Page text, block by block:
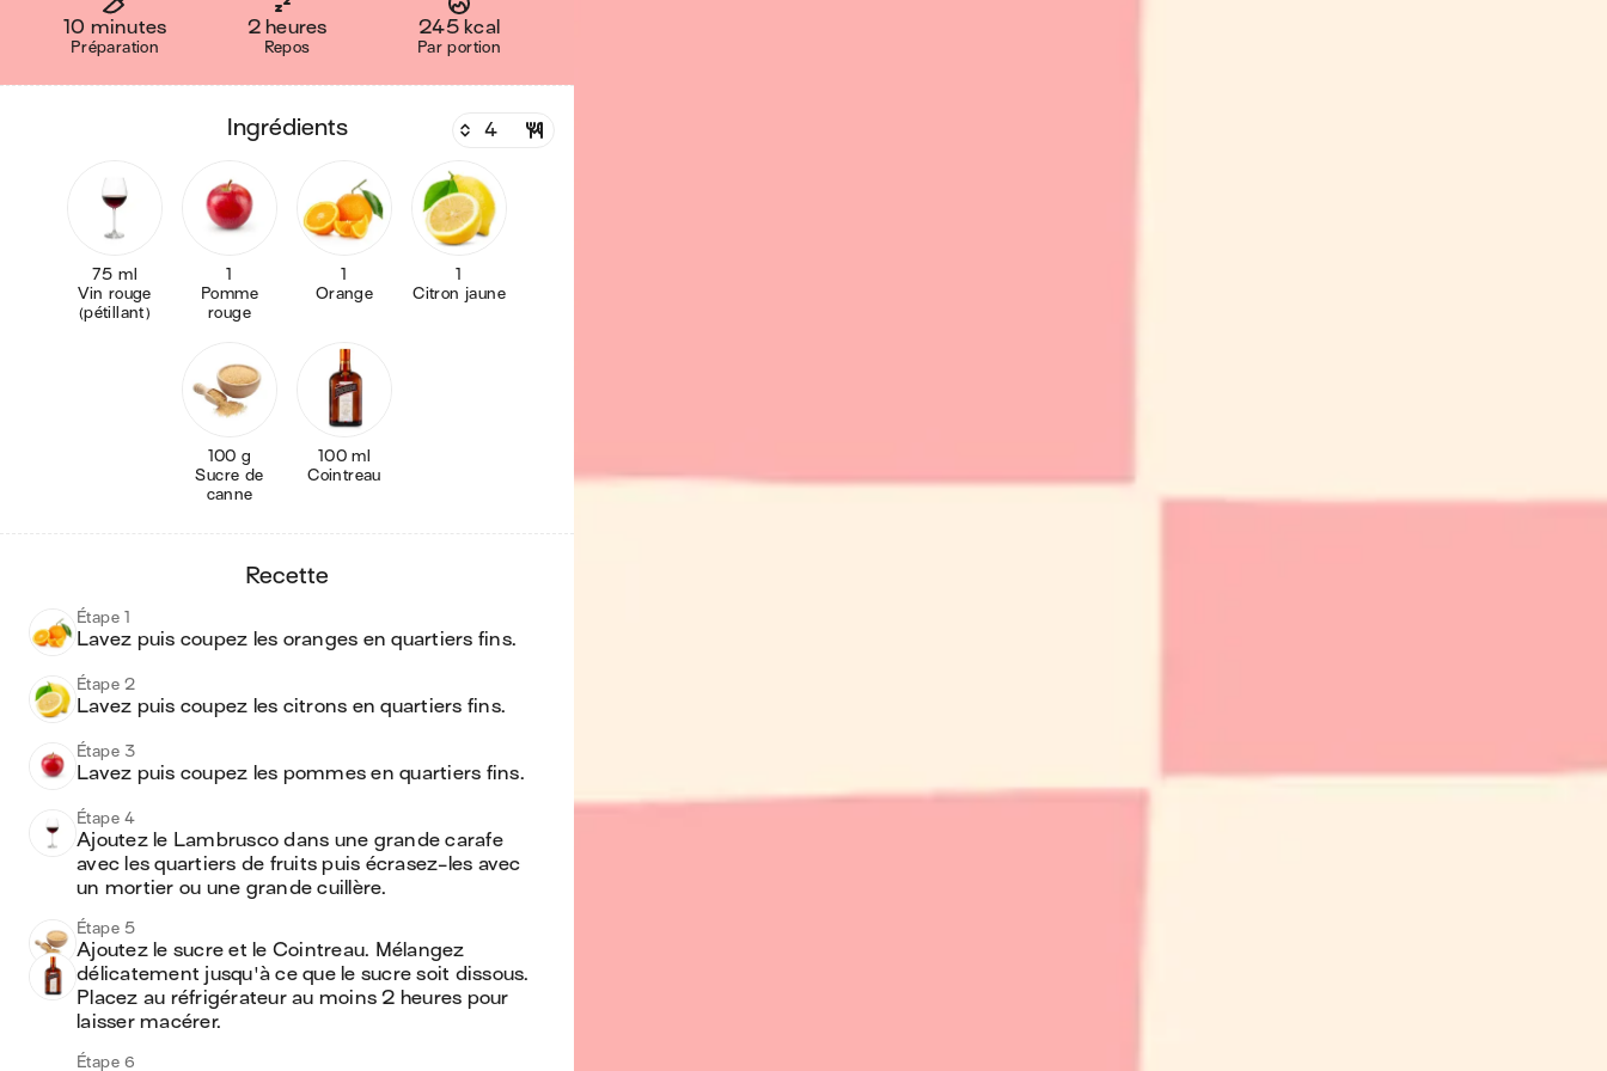
10 minutes
Préparation
2 heures
Repos
245 kcal
Par portion
ingrédients
75 ml
Vin rouge
(pétillant)
1
Pomme
rouge
1
Orange
1
Citron jaune
100 g
Sucre de
canne
100 ml
Cointreau
recette
Étape 1
Lavez puis coupez les oranges en quartiers fins.
Étape 2
Lavez puis coupez les citrons en quartiers fins.
Étape 3
Lavez puis coupez les pommes en quartiers fins.
Étape 4
Ajoutez le Lambrusco dans une grande carafe
avec les quartiers de fruits puis écrasez-les avec
un mortier ou une grande cuillère.
Étape 5
Ajoutez le sucre et le Cointreau. Mélangez
délicatement jusqu'à ce que le sucre soit dissous.
Placez au réfrigérateur au moins 2 heures pour
laisser macérer.
Étape 6